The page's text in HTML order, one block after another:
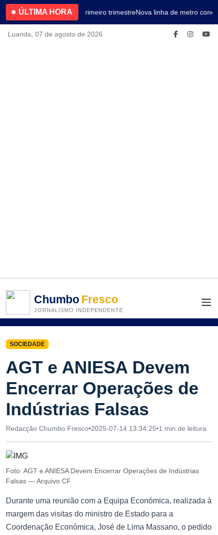
ÚLTIMA HORA4.2% no primeiro trimestreNova linha de metro
Luanda, 07 de agosto de 2026
ChumboFresco
JORNALISMO INDEPENDENTE
SOCIEDADE
AGT e ANIESA Devem
Encerrar Operações de
Indústrias Falsas
Redacção Chumbo Fresco•2025-07-14 13:34:25•1 min de leitura
Foto: AGT e ANIESA Devem Encerrar Operações de Indústrias
Falsas — Arquivo CF
Durante uma reunião com a Equipa Económica, realizada à
margem das visitas do ministro de Estado para a
Coordenação Económica, José de Lima Massano, o pedido